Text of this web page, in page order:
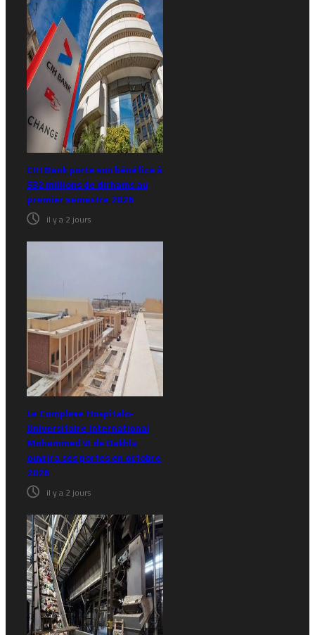
CIH Bank porte son bénéfice à
532 millions de dirhams au
premier semestre 2026
il y a 2 jours
Le Complexe Hospitalo-
Universitaire International
Mohammed VI de Dakhla
ouvrira ses portes en octobre
2026
il y a 2 jours